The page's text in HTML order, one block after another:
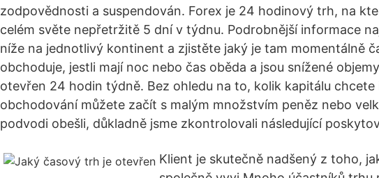
zodpovědnosti a suspendován. Forex je 24 hodinový trh, na
celém světe nepřetržitě 5 dní v týdnu. Podrobnější informace
níže na jednotlivý kontinent a zjistěte jaký je tam momentálně
obchoduje, jestli mají noc nebo čas oběda a jsou snížené
otevřen 24 hodin týdně. Bez ohledu na to, kolik kapitálu
obchodování můžete začít s malým množstvím peněz nebo
podvodi obešli, důkladně jsme zkontrolovali následující
Klient je skutečně nadšený z toho,